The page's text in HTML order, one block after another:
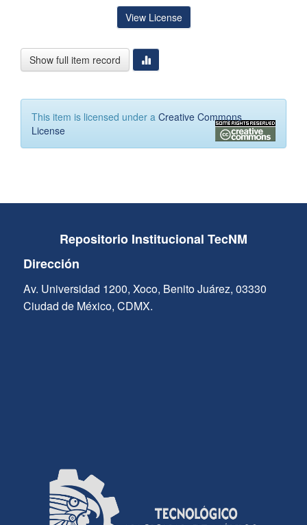
View License
Show full item record
This item is licensed under a Creative Commons
License
Repositorio Institucional TecNM
Dirección
Av. Universidad 1200, Xoco, Benito Juárez, 03330
Ciudad de México, CDMX.